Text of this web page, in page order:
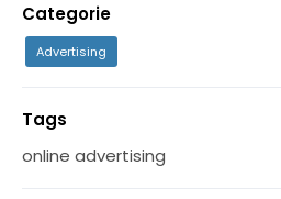
Categorie
Advertising
Tags
online advertising